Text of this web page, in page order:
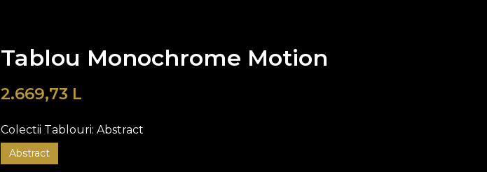
Tablou Monochrome Motion
2.669,73 L
Colectii Tablouri: Abstract
Abstract